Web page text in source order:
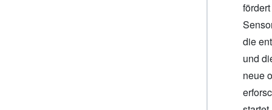
die
und
neue